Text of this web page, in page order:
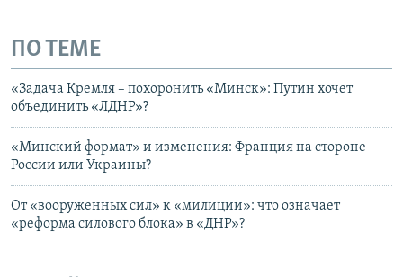
ПО ТЕМЕ
«Задача Кремля – похоронить «Минск»: Путин хочет
объединить «ЛДНР»?
«Минский формат» и изменения: Франция на стороне
России или Украины?
От «вооруженных сил» к «милиции»: что означает
«реформа силового блока» в «ДНР»?